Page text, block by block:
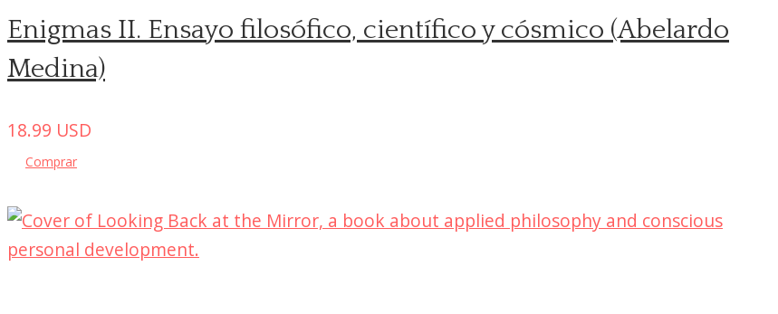
Enigmas II. Ensayo filosófico, científico y cósmico (Abelardo
Medina)
18.99 USD
Comprar